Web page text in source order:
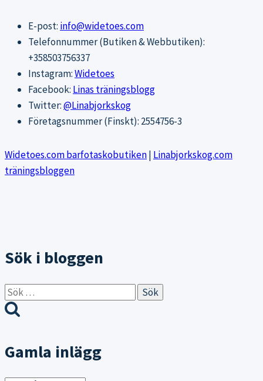
E-post: info@widetoes.com
Telefonnummer (Butiken & Webbutiken):
+358503756337
Instagram:Widetoes
Facebook: Linas träningsblogg
Twitter:@Linabjorkskog
Företagsnummer (Finskt): 2554756-3
Widetoes.com barfotaskobutiken| Linabjorkskog.com
träningsbloggen
Sök i bloggen
Sök
efter:
Gamla inlägg